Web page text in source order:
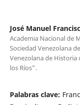
José Manuel
Academia Nacional de
Sociedad Venezolana
Venezolana de Historia
los Ríos”.
Palabras clave: